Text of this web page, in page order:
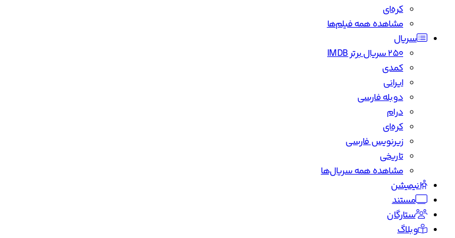
کره‌ای
مشاهده همه فیلم‌ها
سریال
۲۵۰ سریال برتر IMDB
کمدی
ایرانی
دوبله فارسی
درام
کره‌ای
زیرنویس فارسی
تاریخی
مشاهده همه سریال‌ها
انیمیشن
مستند
ستارگان
وبلاگ